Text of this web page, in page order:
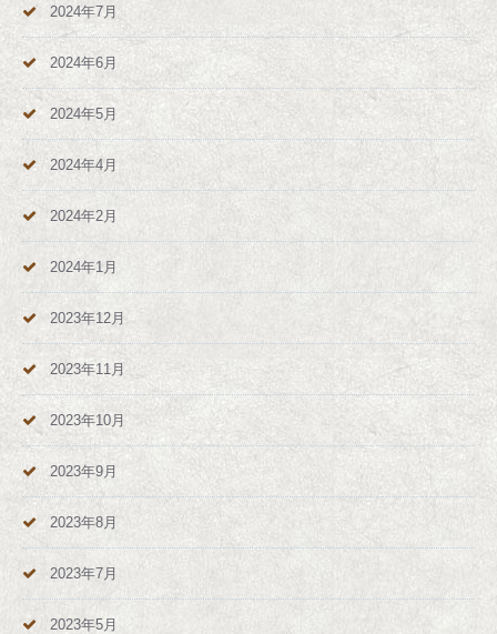
2024年7月
2024年6月
2024年5月
2024年4月
2024年2月
2024年1月
2023年12月
2023年11月
2023年10月
2023年9月
2023年8月
2023年7月
2023年5月